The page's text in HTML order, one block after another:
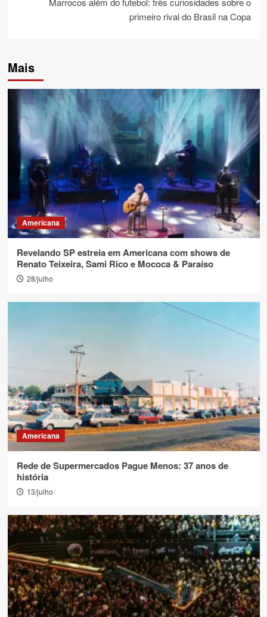
primeiro rival do Brasil na Copa
Mais
Americana
Revelando SP estreia em Americana com shows de
Renato Teixeira, Sami Rico e Mococa & Paraíso
28/julho
Americana
Rede de Supermercados Pague Menos: 37 anos de
história
13/julho